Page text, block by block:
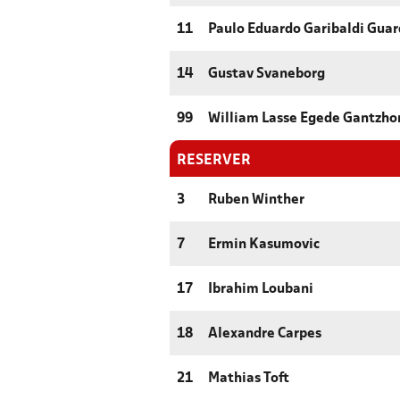
11 Paulo Eduardo Garibaldi
14 Gustav Svaneborg
99 William Lasse Egede
RESERVER
3 Ruben Winther
7 Ermin Kasumovic
17 Ibrahim Loubani
18 Alexandre Carpes
21 Mathias Toft